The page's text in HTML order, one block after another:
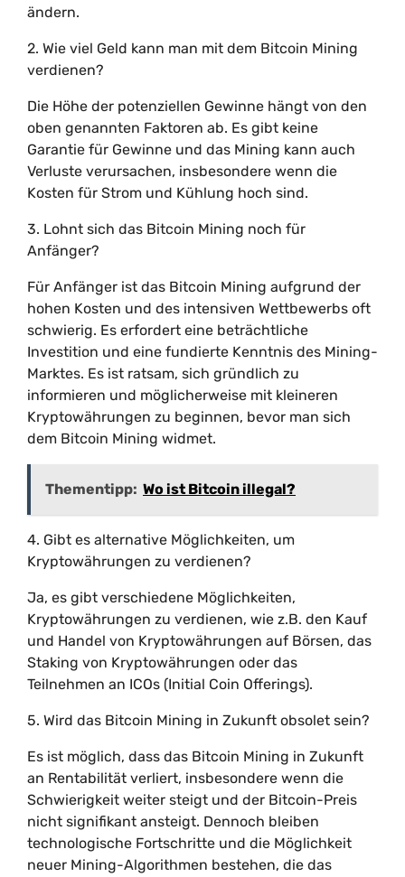
ändern.
2. Wie viel Geld kann man mit dem Bitcoin Mining
verdienen?
Die Höhe der potenziellen Gewinne hängt von den
oben genannten Faktoren ab. Es gibt keine
Garantie für Gewinne und das Mining kann auch
Verluste verursachen, insbesondere wenn die
Kosten für Strom und Kühlung hoch sind.
3. Lohnt sich das Bitcoin Mining noch für
Anfänger?
Für Anfänger ist das Bitcoin Mining aufgrund der
hohen Kosten und des intensiven Wettbewerbs oft
schwierig. Es erfordert eine beträchtliche
Investition und eine fundierte Kenntnis des Mining-
Marktes. Es ist ratsam, sich gründlich zu
informieren und möglicherweise mit kleineren
Kryptowährungen zu beginnen, bevor man sich
dem Bitcoin Mining widmet.
Thementipp: Wo ist Bitcoin illegal?
4. Gibt es alternative Möglichkeiten, um
Kryptowährungen zu verdienen?
Ja, es gibt verschiedene Möglichkeiten,
Kryptowährungen zu verdienen, wie z.B. den Kauf
und Handel von Kryptowährungen auf Börsen, das
Staking von Kryptowährungen oder das
Teilnehmen an ICOs (Initial Coin Offerings).
5. Wird das Bitcoin Mining in Zukunft obsolet sein?
Es ist möglich, dass das Bitcoin Mining in Zukunft
an Rentabilität verliert, insbesondere wenn die
Schwierigkeit weiter steigt und der Bitcoin-Preis
nicht signifikant ansteigt. Dennoch bleiben
technologische Fortschritte und die Möglichkeit
neuer Mining-Algorithmen bestehen, die das